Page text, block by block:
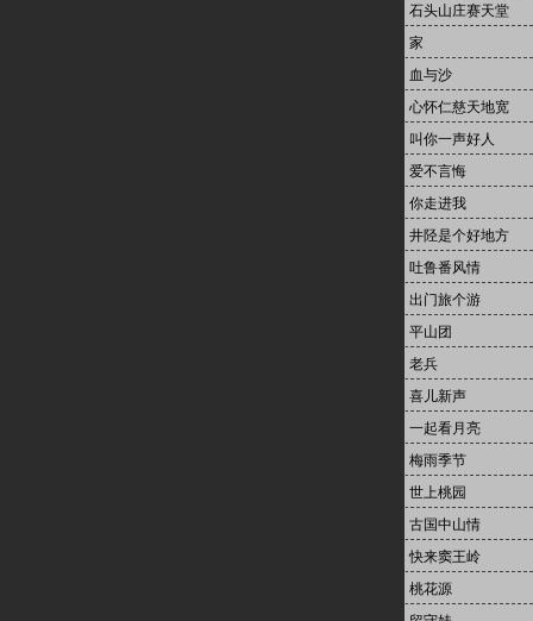
石头山庄赛天堂
家
血与沙
心怀仁慈天地宽
叫你一声好人
爱不言悔
你走进我
井陉是个好地方
吐鲁番风情
出门旅个游
平山团
老兵
喜儿新声
一起看月亮
梅雨季节
世上桃园
古国中山情
快来窦王岭
桃花源